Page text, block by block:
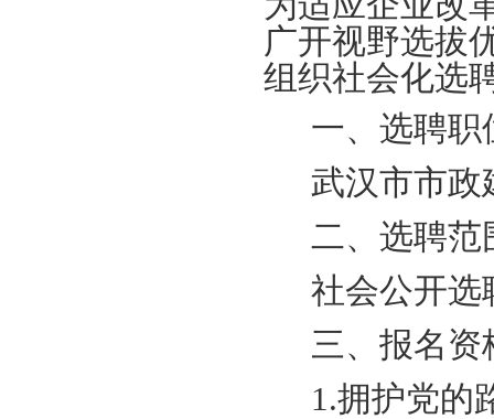
广开视野选拔
组织社会化选
一、选聘职
武汉市市政
二、选聘范
社会公开选
三、报名资
1.拥护党的